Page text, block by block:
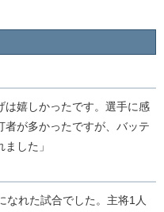
は嬉しかったです。選手に感
が多かったですが、バッテ
した」
なれた試合でした。主将1人